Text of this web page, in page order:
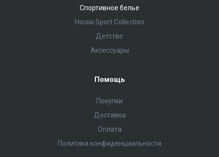
Спортивное белье
Носки Sport Collection
Детство
Аксессуары
Помощь
Покупки
Доставка
Оплата
Политика конфиденциальности